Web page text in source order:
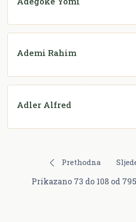
Ademi Rahim
Adler Alfred
Prethodna
Prikazano 73 do 108 od 795